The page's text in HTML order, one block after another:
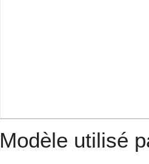
Modèle utilisé